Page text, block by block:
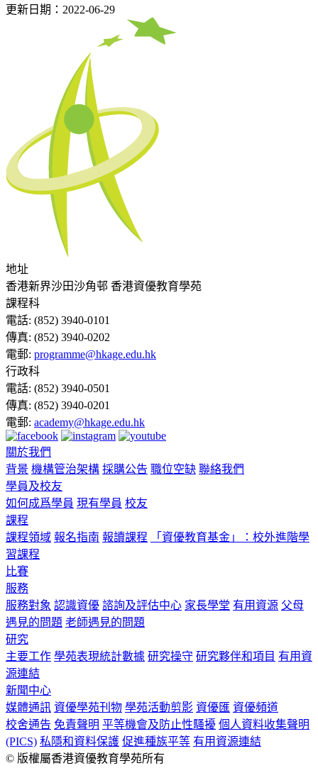
更新日期：2022-06-29
地址
香港新界沙田沙角邨 香港資優教育學苑
課程科
電話: (852) 3940-0101
傳真: (852) 3940-0202
電郵: programme@hkage.edu.hk
行政科
電話: (852) 3940-0501
傳真: (852) 3940-0201
電郵: academy@hkage.edu.hk
關於我們
背景 機構管治架構 採購公告 職位空缺 聯絡我們
學員及校友
如何成爲學員 現有學員 校友
課程
課程領域 報名指南 報讀課程
「資優教育基金」：校外進階學
習課程
比賽
服務
服務對象 認識資優 諮詢及評估中心 家長學堂 有用資源 父母
遇見的問題 老師遇見的問題
研究
主要工作 學苑表現統計數據 研究操守 研究夥伴和項目 有用資
源連結
新聞中心
媒體通訊 資優學苑刊物 學苑活動剪影 資優匯 資優頻道
校舍通告 免責聲明 平等機會及防止性騷擾 個人資料收集聲明
(PICS) 私隱和資料保護 促進種族平等 有用資源連結
© 版權屬香港資優教育學苑所有